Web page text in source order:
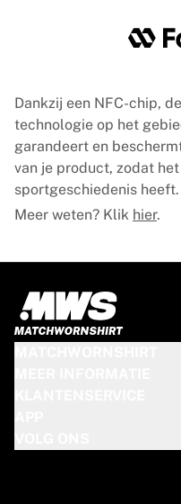
Dankzij een NFC-chip,
technologie op het
garandeert en
van je product, zodat
sportgeschiedenis heeft.
Meer weten? Klik hier.